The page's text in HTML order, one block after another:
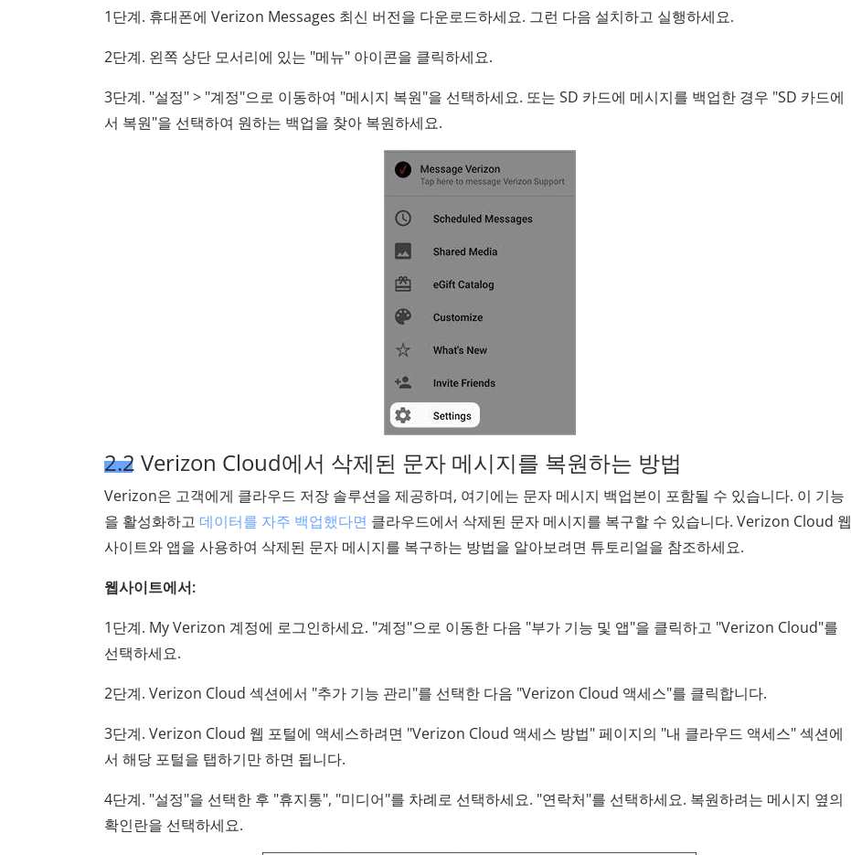
1단계. 휴대폰에 Verizon Messages 최신 버전을 다운로드하세요. 그런 다음 설치하고 실행하세요.
2단계. 왼쪽 상단 모서리에 있는 "메뉴" 아이콘을 클릭하세요.
3단계. "설정" > "계정"으로 이동하여 "메시지 복원"을 선택하세요. 또는 SD 카드에 메시지를 백업한 경우 "SD 카드에
서 복원"을 선택하여 원하는 백업을 찾아 복원하세요.
2.2 Verizon Cloud에서 삭제된 문자 메시지를 복원하는 방법
Verizon은 고객에게 클라우드 저장 솔루션을 제공하며, 여기에는 문자 메시지 백업본이 포함될 수 있습니다. 이 기능
을 활성화하고 데이터를 자주 백업했다면 클라우드에서 삭제된 문자 메시지를 복구할 수 있습니다. Verizon Cloud 웹
사이트와 앱을 사용하여 삭제된 문자 메시지를 복구하는 방법을 알아보려면 튜토리얼을 참조하세요.
웹사이트에서:
1단계. My Verizon 계정에 로그인하세요. "계정"으로 이동한 다음 "부가 기능 및 앱"을 클릭하고 "Verizon Cloud"를
선택하세요.
2단계. Verizon Cloud 섹션에서 "추가 기능 관리"를 선택한 다음 "Verizon Cloud 액세스"를 클릭합니다.
3단계. Verizon Cloud 웹 포털에 액세스하려면 "Verizon Cloud 액세스 방법" 페이지의 "내 클라우드 액세스" 섹션에
서 해당 포털을 탭하기만 하면 됩니다.
4단계. "설정"을 선택한 후 "휴지통", "미디어"를 차례로 선택하세요. "연락처"를 선택하세요. 복원하려는 메시지 옆의
확인란을 선택하세요.